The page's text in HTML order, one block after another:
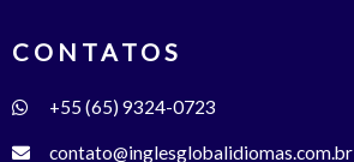
CONTATOS
+55 (65) 9324-0723
contato@inglesglobalidiomas.com.br